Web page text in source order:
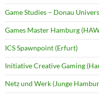
Game Studies – Donau
Games Master Hamburg
ICS Spawnpoint (Erfurt)
Initiative Creative Gaming
Netz und Werk (Junge